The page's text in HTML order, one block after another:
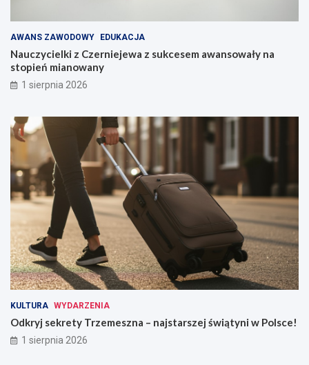
AWANS ZAWODOWY EDUKACJA
Nauczycielki z Czerniejewa z sukcesem awansowały na
stopień mianowany
1 sierpnia 2026
KULTURA WYDARZENIA
Odkryj sekrety Trzemeszna – najstarszej świątyni w Polsce!
1 sierpnia 2026